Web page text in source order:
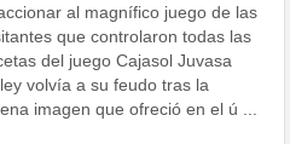
al magnífico juego de las
que controlaron todas las
del juego Cajasol Juvasa
volvía a su feudo tras la
imagen que ofreció en el ú ...